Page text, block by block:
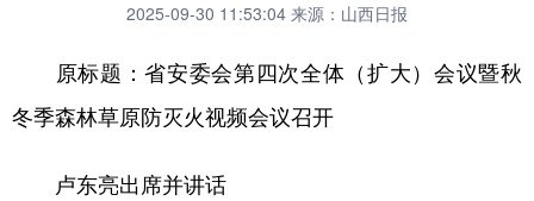
全球连线
科技 科创 量子 体育
文化 书画 健康
访谈 视频
2025-09-30 11:53:04 来源：山西日报
原标题：省安委会第四次全体（扩大）会议暨秋
冬季森林草原防灭火视频会议召开
卢东亮出席并讲话